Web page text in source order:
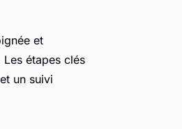
et
étapes clés
un suivi